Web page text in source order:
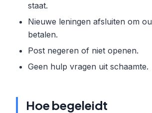
staat.
Nieuwe leningen afsluiten om
betalen.
Post negeren of niet openen.
Geen hulp vragen uit schaamte.
Hoe begeleidt